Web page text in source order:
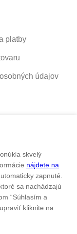
platby
údajov
predaj hodiniek a
skvelý
nájdete na
zapnuté.
sa nachádzajú
“Súhlasím a
kliknite na